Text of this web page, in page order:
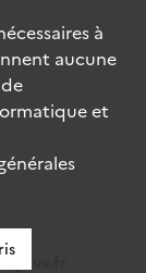
à
aucune
et